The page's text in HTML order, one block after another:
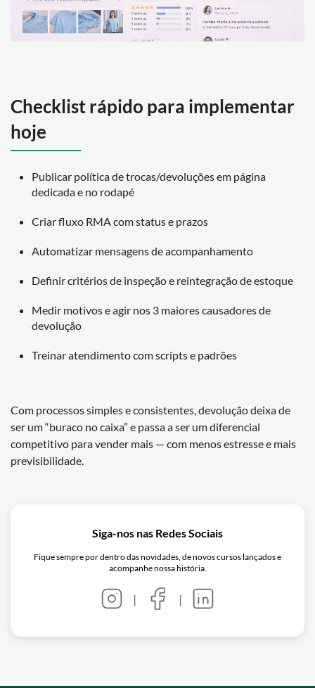
Checklist rápido para implementar
hoje
Publicar política de trocas/devoluções em página
dedicada e no rodapé
Criar fluxo RMA com status e prazos
Automatizar mensagens de acompanhamento
Definir critérios de inspeção e reintegração de estoque
Medir motivos e agir nos 3 maiores causadores de
devolução
Treinar atendimento com scripts e padrões
Com processos simples e consistentes, devolução deixa de
ser um “buraco no caixa” e passa a ser um diferencial
competitivo para vender mais — com menos estresse e mais
previsibilidade.
Siga-nos nas Redes Sociais
Fique sempre por dentro das novidades, de novos cursos lançados e
acompanhe nossa história.
| |